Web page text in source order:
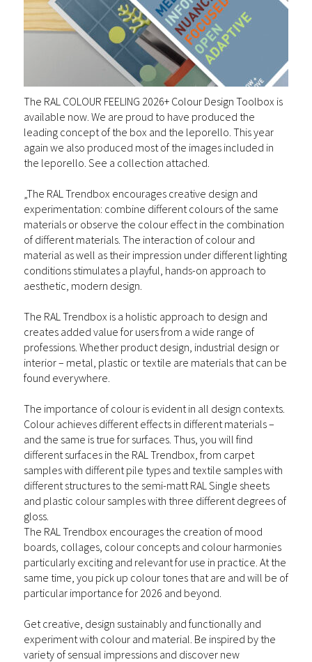
The RAL COLOUR FEELING 2026+ Colour Design Toolbox is
available now. We are proud to have produced the
leading concept of the box and the leporello. This year
again we also produced most of the images included in
the leporello. See a collection attached.
„The RAL Trendbox encourages creative design and
experimentation: combine different colours of the same
materials or observe the colour effect in the combination
of different materials. The interaction of colour and
material as well as their impression under different lighting
conditions stimulates a playful, hands-on approach to
aesthetic, modern design.
The RAL Trendbox is a holistic approach to design and
creates added value for users from a wide range of
professions. Whether product design, industrial design or
interior – metal, plastic or textile are materials that can be
found everywhere.
The importance of colour is evident in all design contexts.
Colour achieves different effects in different materials –
and the same is true for surfaces. Thus, you will find
different surfaces in the RAL Trendbox, from carpet
samples with different pile types and textile samples with
different structures to the semi-matt RAL Single sheets
and plastic colour samples with three different degrees of
gloss.
The RAL Trendbox encourages the creation of mood
boards, collages, colour concepts and colour harmonies
particularly exciting and relevant for use in practice. At the
same time, you pick up colour tones that are and will be of
particular importance for 2026 and beyond.
Get creative, design sustainably and functionally and
experiment with colour and material. Be inspired by the
variety of sensual impressions and discover new